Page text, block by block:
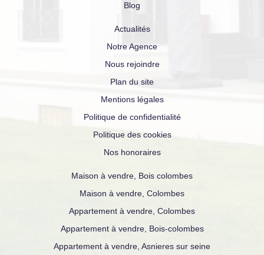
Blog
Actualités
Notre Agence
Nous rejoindre
Plan du site
Mentions légales
Politique de confidentialité
Politique des cookies
Nos honoraires
Maison à vendre, Bois colombes
Maison à vendre, Colombes
Appartement à vendre, Colombes
Appartement à vendre, Bois-colombes
Appartement à vendre, Asnieres sur seine